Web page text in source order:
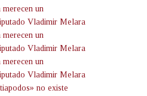
un
Vladimir Melara
un
Vladimir Melara
un
Vladimir Melara
no existe